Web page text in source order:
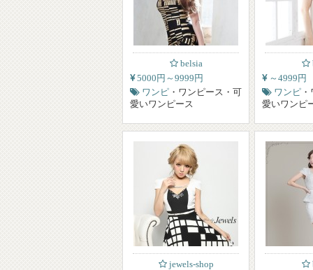
belsia
5000円～9999円
ワンピ ・ワンピース・可
愛いワンピース
～4999円
ワンピ
愛いワンピ
jewels-shop